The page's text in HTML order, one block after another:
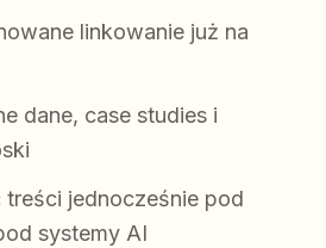
linkowanie już na
dane, case studies i
jednocześnie pod
systemy AI